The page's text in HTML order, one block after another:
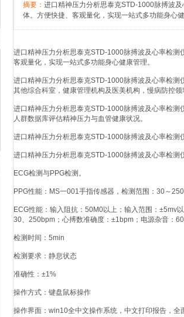
摘要： 进口精神压力分析思泰克STD-1000脉搏波
体。方便快捷、客观量化，实现一站式多功能身心健
进口精神压力分析思泰克STD-1000脉搏波及心率检测
客观量化，实现一站式多功能身心健康管理。
进口精神压力分析思泰克STD-1000脉搏波及心率检
其他综合科室，健康管理机构及医美机构，慢病防控
进口精神压力分析思泰克STD-1000脉搏波及心率检
人群数据库评估精神压力与血管健康状况。
进口精神压力分析思泰克STD-1000脉搏波及心率检测
进口精神压力分析思泰克STD-1000脉搏波及心率检测
ECG检测与PPG检测。
PPG性能：MS一001手指传感器，检测范围：30～
ECG性能：输入阻抗：50M0以上；输入范围：±5mv
30、250bpm；心搏数准确度：±1bpm；电源杂音：
检测时间：5min
检测要求：静息状态
准确性：±1%
操作方式：键盘鼠标操作
操作界面：win10全中文操作系统，中文打印报告，全